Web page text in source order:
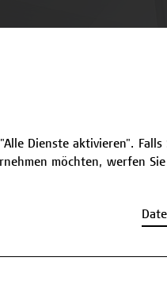
Termine und
Dienste aktivieren". Falls
möchten, werfen